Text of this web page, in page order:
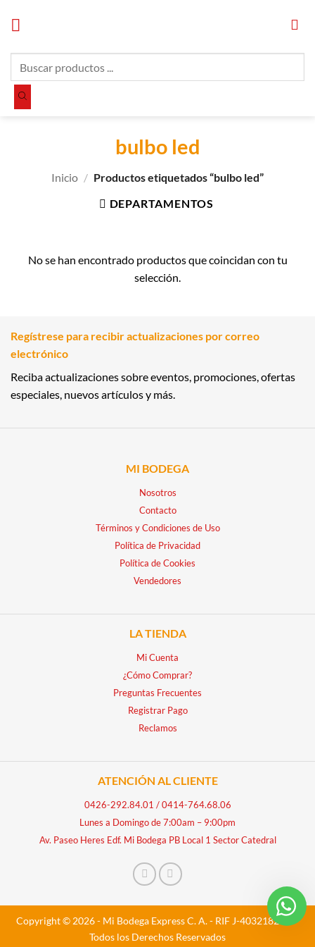
productos
bulbo led
Inicio / Productos etiquetados “bulbo led”
DEPARTAMENTOS
No se han encontrado productos que coincidan con tu
selección.
Regístrese para recibir actualizaciones por correo
electrónico
Reciba actualizaciones sobre eventos, promociones, ofertas
especiales, nuevos artículos y más.
MI BODEGA
Nosotros
Contacto
Términos y Condiciones de Uso
Política de Privacidad
Política de Cookies
Vendedores
LA TIENDA
Mi Cuenta
¿Cómo Comprar?
Preguntas Frecuentes
Registrar Pago
Reclamos
ATENCIÓN AL CLIENTE
0426-292.84.01 /0414-764.68.06
Lunes a Domingo de 7:00am – 9:00pm
Av. Paseo Heres Edf. Mi Bodega PB Local 1 Sector Catedral
Copyright © 2026 - Mi Bodega Express C. A. - RIF J-40321828-5 -
Todos los Derechos Reservados